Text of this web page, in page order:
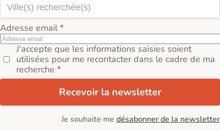
Adresse email
J'accepte que les informations saisies soient
utilisées pour me recontacter dans le cadre de ma
recherche
Recevoir la newsletter
Je souhaite me désabonner de la newsletter